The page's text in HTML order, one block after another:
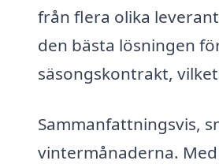
från flera olika
den bästa lösningen
säsongskontrakt,
Sammanfattningsvis,
vintermånaderna.